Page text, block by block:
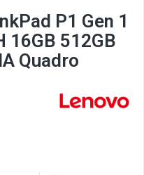
P1 Gen 1
16GB 512GB
Quadro